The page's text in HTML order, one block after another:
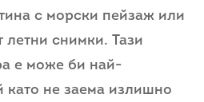
с морски пейзаж или
летни снимки. Тази
е може би най-
като не заема излишно